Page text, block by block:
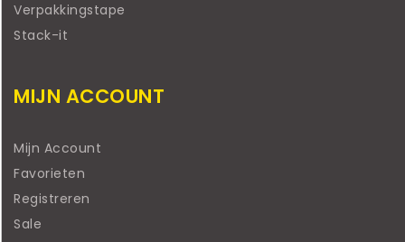
Verpakkingstape
Stack-it
MIJN ACCOUNT
Mijn Account
Favorieten
Registreren
Sale